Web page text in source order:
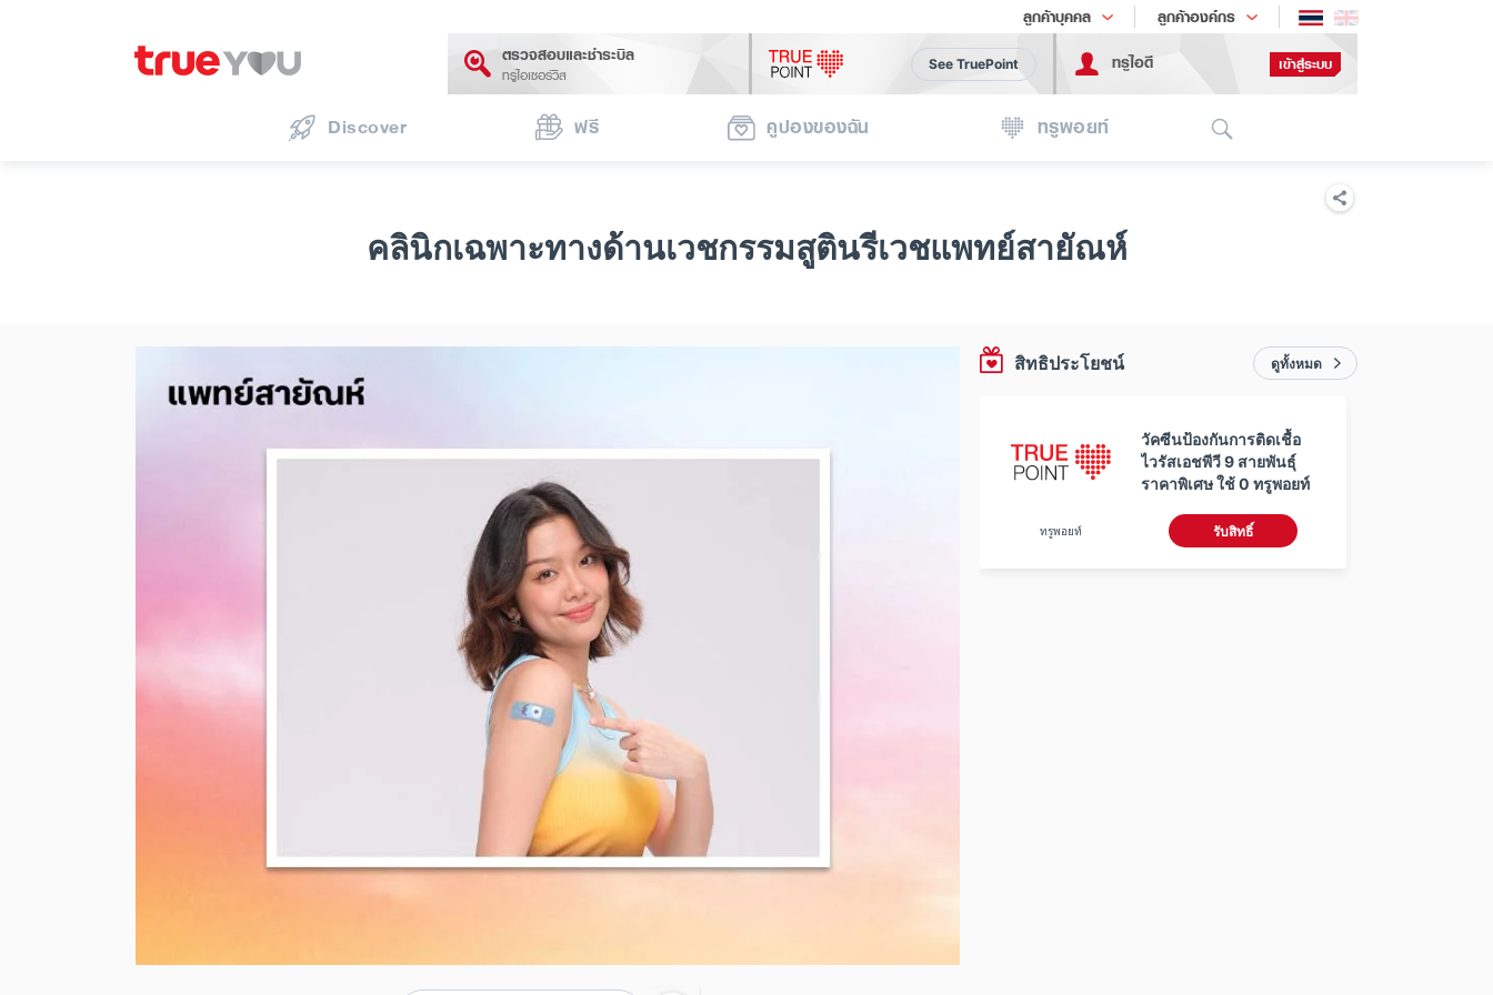
ลูกค้าบุคคล ลูกค้าองค์กร
เทรนด์เทคโนโลยี
ตรวจสอบและชำระบิล
ทรูไอเซอร์วิส
See TruePoint ทรูไอดี เข้าสู่ระบบ
Discover ฟรี คูปองของฉัน ทรูพอยท์
คลินิกเฉพาะทางด้านเวชกรรมสูตินรีเวชแพทย์สายัณห์
สิทธิประโยชน์ ดูทั้งหมด
วัคซีนป้องกันการติดเชื้อ
ไวรัสเอชพีวี 9 สายพันธุ์
ราคาพิเศษ ใช้ 0 ทรูพอยท์
ทรูพอยท์ รับสิทธิ์